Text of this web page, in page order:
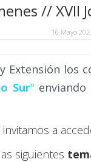
// XVII
16 Mayo
Extensión los
Sur"
a
siguientes